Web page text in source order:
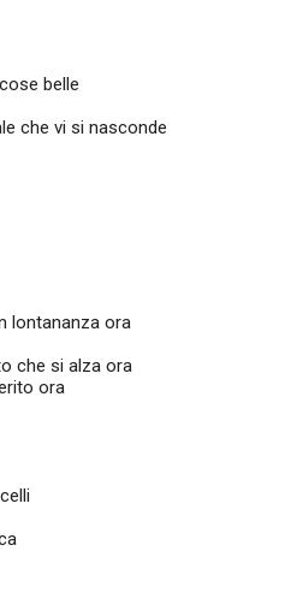
belle
che vi si nasconde
lontananza ora
che si alza ora
ora